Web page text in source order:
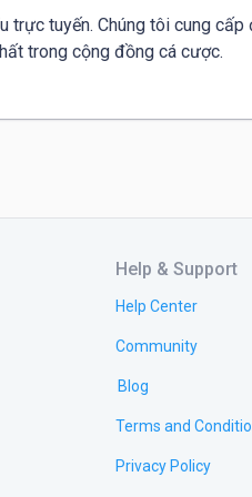
trực tuyến. Chúng tôi cung cấp
trong cộng đồng cá cược.
Help & Support
Help Center
Community
Blog
Terms and
Privacy Policy